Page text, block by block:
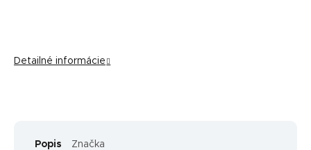
Detailné informácie
Popis Značka